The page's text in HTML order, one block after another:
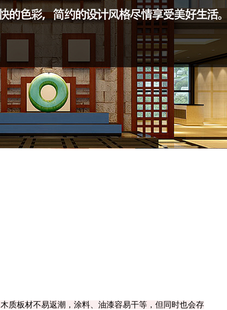
质板材不易返潮，涂料、油漆容易干等，但同时也会存